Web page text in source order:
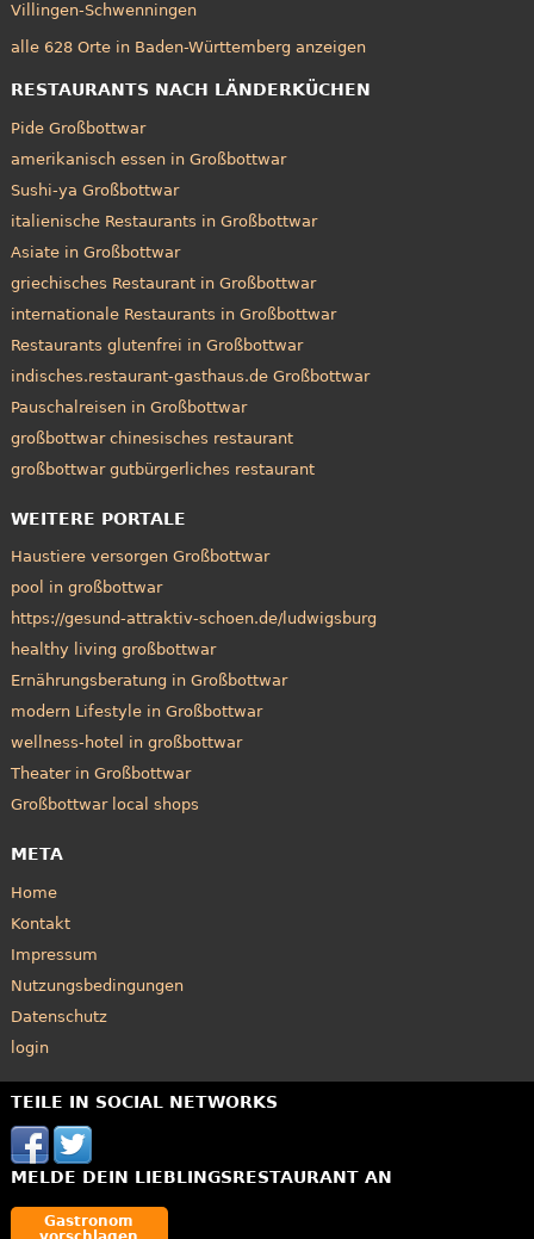
Villingen-Schwenningen
alle 628 Orte in Baden-Württemberg anzeigen
RESTAURANTS NACH LÄNDERKÜCHEN
Pide Großbottwar
amerikanisch essen in Großbottwar
Sushi-ya Großbottwar
italienische Restaurants in Großbottwar
Asiate in Großbottwar
griechisches Restaurant in Großbottwar
internationale Restaurants in Großbottwar
Restaurants glutenfrei in Großbottwar
indisches.restaurant-gasthaus.de Großbottwar
Pauschalreisen in Großbottwar
großbottwar chinesisches restaurant
großbottwar gutbürgerliches restaurant
WEITERE PORTALE
Haustiere versorgen Großbottwar
pool in großbottwar
https://gesund-attraktiv-schoen.de/ludwigsburg
healthy living großbottwar
Ernährungsberatung in Großbottwar
modern Lifestyle in Großbottwar
wellness-hotel in großbottwar
Theater in Großbottwar
Großbottwar local shops
META
Home
Kontakt
Impressum
Nutzungsbedingungen
Datenschutz
login
TEILE IN SOCIAL NETWORKS
MELDE DEIN LIEBLINGSRESTAURANT AN
Gastronom